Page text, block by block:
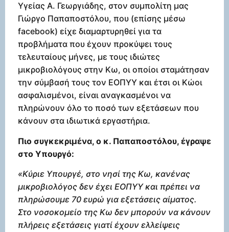
Υγείας Α. Γεωργιάδης, στον συμπολίτη μας
Γιώργο Παπαποστόλου, που (επίσης μέσω
facebook) είχε διαμαρτυρηθεί για τα
προβλήματα που έχουν προκύψει τους
τελευταίους μήνες, με τους ιδιώτες
μικροβιολόγους στην Κω, οι οποίοι σταμάτησαν
την σύμβασή τους τον ΕΟΠΥΥ και έτσι οι Κώοι
ασφαλισμένοι, είναι αναγκασμένοι να
πληρώνουν όλο το ποσό των εξετάσεων που
κάνουν στα ιδιωτικά εργαστήρια.
Πιο συγκεκριμένα, ο κ. Παπαποστόλου, έγραψε
στο Υπουργό:
«Kύριε Υπουργέ, στο νησί της Κω, κανένας
μικροβιολόγος δεν έχει ΕΟΠΥΥ και πρέπει να
πληρώσουμε 70 ευρώ για εξετάσεις αίματος.
Στο νοσοκομείο της Κω δεν μπορούν να κάνουν
πλήρεις εξετάσεις γιατί έχουν ελλείψεις